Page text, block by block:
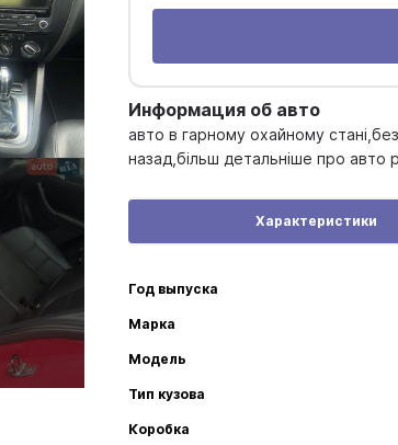
Информация об авто
авто в гарному охайному
назад,більш детальніше про авто
Характеристики
Год выпуска
Марка
Модель
Тип кузова
Коробка